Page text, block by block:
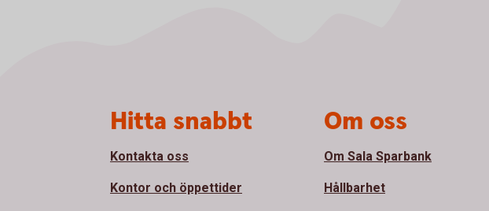
Hitta snabbt
Kontakta oss
Kontor och öppettider
Om oss
Om Sala Sparbank
Hållbarhet